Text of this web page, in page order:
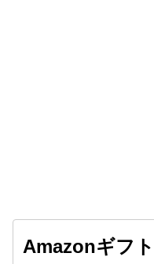
Amazonギフ